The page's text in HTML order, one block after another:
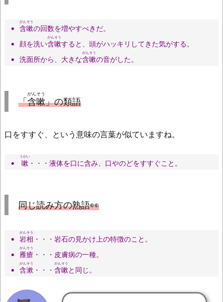
含嗽
がんそう
の回数を増やすべきだ。
顔を洗い含嗽
がんそう
すると、頭がハッキリしてきた気がする。
洗面所から、大きな含嗽
がんそう
の音がした。
「含嗽
がんそう
」の類語
口をすすぐ、という意味の言葉が似ていますね。
嗽
うがい
・・・液体を口に含み、口やのどをすすぐこと。
同じ読み方の熟語👀
岩相
がんそう
・・・岩石の見かけ上の特徴のこと。
雁瘡
がんそう
・・・皮膚病の一種。
含漱
がんそう
・・・ 含嗽
がんそう
と同じ。